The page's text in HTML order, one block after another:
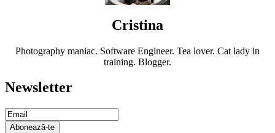
Cristina
Photography maniac. Software Engineer. Tea lover. Cat lady in
training. Blogger.
Newsletter
Email
Subscription
Abonează-te